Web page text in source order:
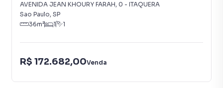
AVENIDA JEAN KHOURY FARAH, 0 - ITAQUERA
Sao Paulo, SP
36m² 1 1
R$ 172.682,00Venda